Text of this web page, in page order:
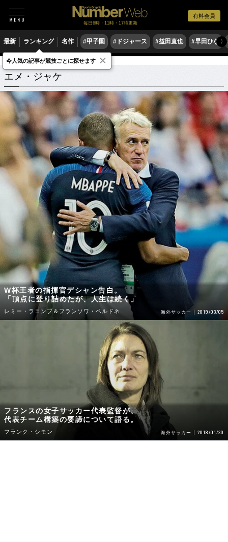
有料会員
毎日6時・11時・17時更新
最新 ランキング 名作 #甲子園 #ドジャース #益田直也 #早田ひな 〉
エメ・ジャケ 関連記事
エメ・ジャケ
W杯王者の指揮官デシャン告白。
「頂点に登り詰めたが、人生は続く」
レミー・ラコンブ＆フランソワ・ベルドネ 海外サッカー 2019/03/05
フランスの女子サッカー代表監督が、
代表チーム構築の要諦について語る。
フランク・シモン 海外サッカー 2018/01/30
今人気の記事が競技ごとに探せます ×